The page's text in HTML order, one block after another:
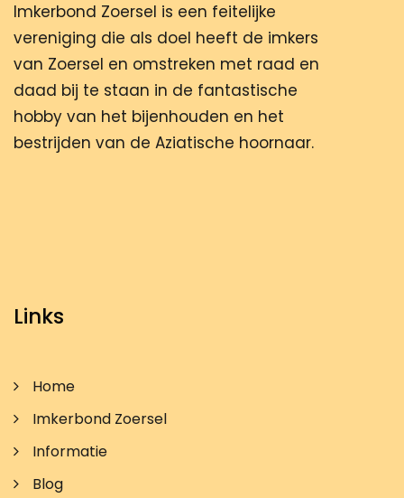
Imkerbond Zoersel is een feitelijke
vereniging die als doel heeft de imkers
van Zoersel en omstreken met raad en
daad bij te staan in de fantastische
hobby van het bijenhouden en het
bestrijden van de Aziatische hoornaar.
Links
Home
Imkerbond Zoersel
Informatie
Blog